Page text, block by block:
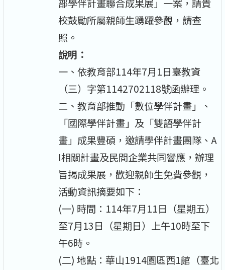
部學伴計畫聯合成果展」一案，請貴
校鼓勵所屬親師生踴躍參觀，請查
照。
說明：
一、依教育部114年7月1日臺教資
（三）字第1142702118號函辦理。
二、教育部推動「數位學伴計畫」、
「國際學伴計畫」及「雙語學伴計
畫」成果豐碩，邀請學伴計畫團隊、A
I相關計畫及民間企業共同響應，辦理
旨揭成果展，歡迎親師生免費參觀，
活動資訊摘要如下：
(一) 時間：114年7月11日（星期五）
至7月13日（星期日）上午10時至下
午6時。
(二) 地點：華山1914園區西1館（臺北